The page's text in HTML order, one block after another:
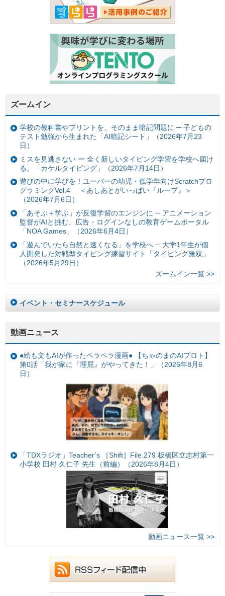
ズームイン
学校の教科書やプリントを、そのまま暗記問題に ─ 子どもの
テスト勉強から生まれた「AI暗記シート」（2026年7月23
日）
ミスを見逃さない ー 全く新しいタイピング学習を学校へ届け
る。「カケルタイピング」（2026年7月14日）
遊びの中に学びを！ユーバーの幼児・低学年向けScratchプロ
グラミングVol.4 ＜あしあとがいっぱい『ループ』＞
（2026年7月6日）
「あそぶ＋学ぶ」が反復学習のエンジンに ─ アニメーション
監督がAIと挑む、広告・ログインなしの教育ゲームポータル
「NOA Games」（2026年6月4日）
「遊んでいたら自然と速くなる」を学校へ ─ 大学1年生が個
人開発した対戦型タイピング練習サイト「タイピング無双」
（2026年5月29日）
ズームイン一覧 >>
イベント・セミナースケジュール
動画ニュース
●絵も文もAIが作ったペラペラ漫画● 【ちゃのまのAIプロト】
第0話「我が家に『理屈』がやってきた！」（2026年8月6
日）
「TDXラジオ」Teacher’s ［Shift］File.279 板橋区立志村第一
小学校 田村 久仁子 先生（前編）（2026年8月4日）
動画ニュース一覧 >>